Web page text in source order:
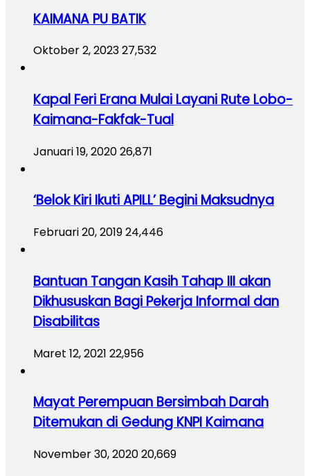
KAIMANA PU BATIK
Oktober 2, 202327,532
Kapal Feri Erana Mulai Layani Rute Lobo-
Kaimana-Fakfak-Tual
Januari 19, 202026,871
‘Belok Kiri Ikuti APILL’ Begini Maksudnya
Februari 20, 201924,446
Bantuan Tangan Kasih Tahap III akan
Dikhususkan Bagi Pekerja Informal dan
Disabilitas
Maret 12, 2021 22,956
Mayat Perempuan Bersimbah Darah
Ditemukan di Gedung KNPI Kaimana
November 30, 202020,669